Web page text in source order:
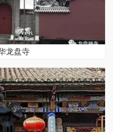
龙盘寺